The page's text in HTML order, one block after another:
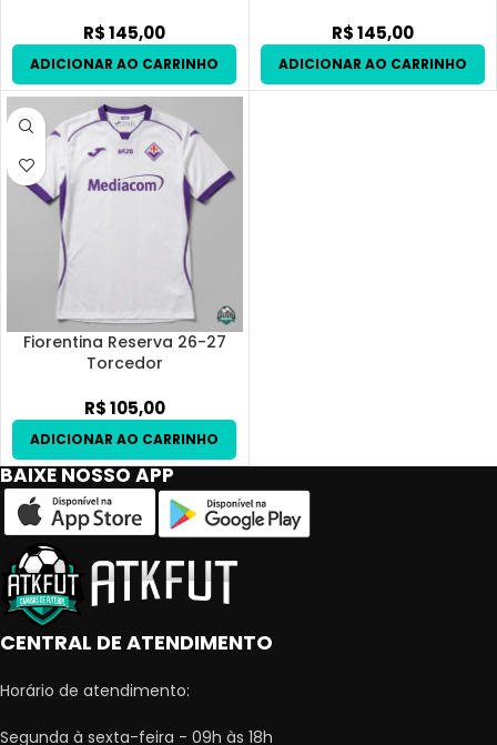
R$145,00 R$145,00
Fiorentina Reserva 26-27
Torcedor
R$105,00
BAIXE NOSSO APP
CENTRAL DE ATENDIMENTO
Horário de atendimento:
Segunda à sexta-feira - 09h às 18h